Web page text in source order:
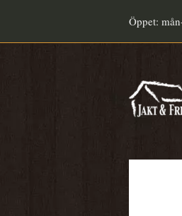
innehåll
Öppet: